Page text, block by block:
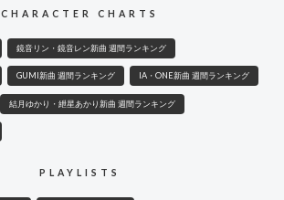
CHARACTER CHARTS
鏡音リン・鏡音レン新曲 週間ランキング
GUMI新曲 週間ランキング IA・ONE新曲 週間ランキング
結月ゆかり・紲星あかり新曲 週間ランキング
PLAYLISTS